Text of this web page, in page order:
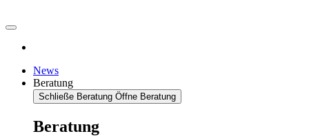
News
Beratung
Schließe Beratung Öffne Beratung
Beratung